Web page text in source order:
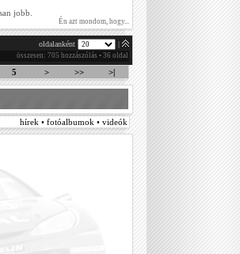
jobb.
Én azt mondom, hogy...
oldalanként
összesen: 705 hozzászólás • 36 oldal
5 > >> >|
hírek • fotóalbumok • videók